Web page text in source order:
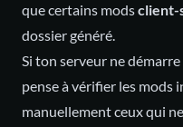
que certains modsclient-
dossier généré.
Si ton serveur ne
pense à vérifier les mods
manuellement ceux qui